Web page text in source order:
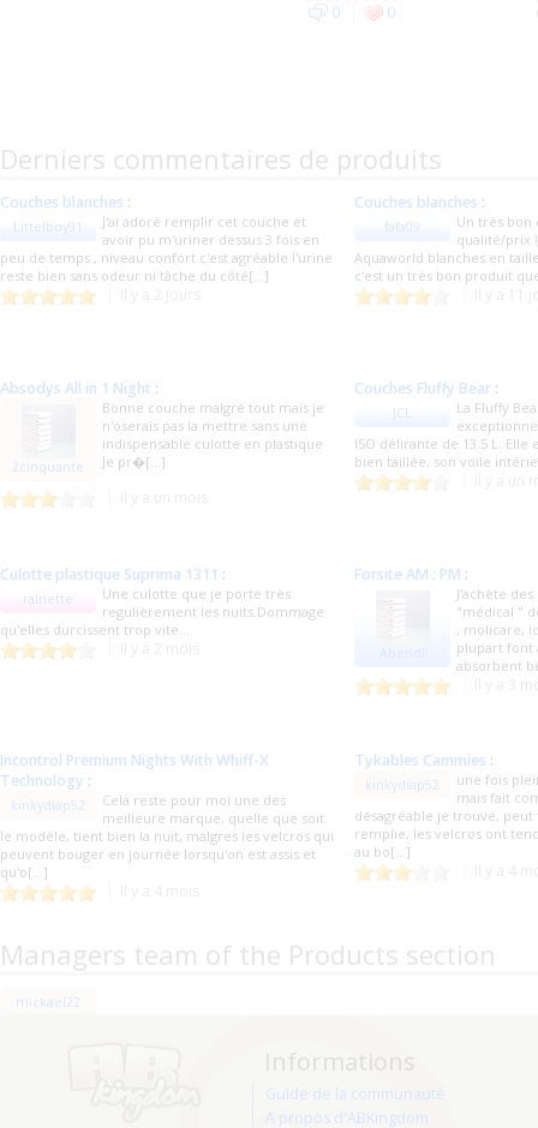
0 0
Derniers commentaires de produits
Couches blanches :
Littelboy91
J'ai adoré remplir cet couche et
avoir pu m'uriner dessus 3 fois en
peu de temps , niveau confort c'est agréable l'urine
reste bien sans odeur ni tâche du côté[...]
Couches blanches :
fafa09
Un très
qualité/prix
Aquaworld blanches en
c'est un très bon produit
Absodys All in 1 Night :
2cinquante
Bonne couche malgré tout mais je
n'oserais pas la mettre sans une
indispensable culotte en plastique
Je pr�[...]
Couches Fluffy Bear :
JCL
La Fluffy
ISO délirante de 13.5 L.
bien taillée, son voile
Culotte plastique Suprima 1311 :
rainette
Une culotte que je porte très
regulièrement les nuits.Dommage
qu'elles durcissent trop vite...
Forsite AM : PM :
J’achète
"médical "
, molicare,
plupart font
absorbent
Incontrol Premium Nights With Whiff-X
Technology :
kinkydiap52
Cela reste pour moi une des
meilleure marque, quelle que soit
le modèle, tient bien la nuit, malgres les velcros qui
peuvent bouger en journée lorsqu'on est assis et
qu'o[...]
Tykables Cammies :
kinkydiap52
une fois
mais fait
désagréable je trouve,
remplie, les velcros ont
au bo[...]
Managers team of the Products section
mickael22
Informations
Guide de la communauté
A propos d'ABKingdom